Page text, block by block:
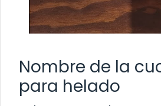
Nombre de la
para helado